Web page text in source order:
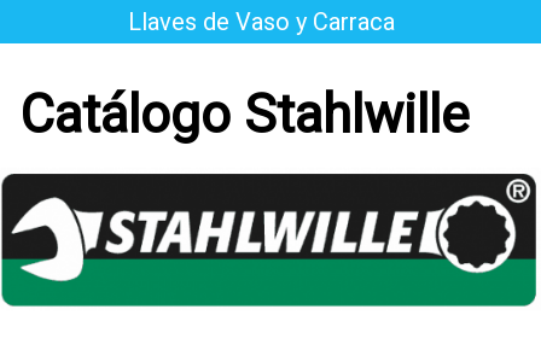
al
Llaves de Vaso y Carraca
Catálogo Stahlwille